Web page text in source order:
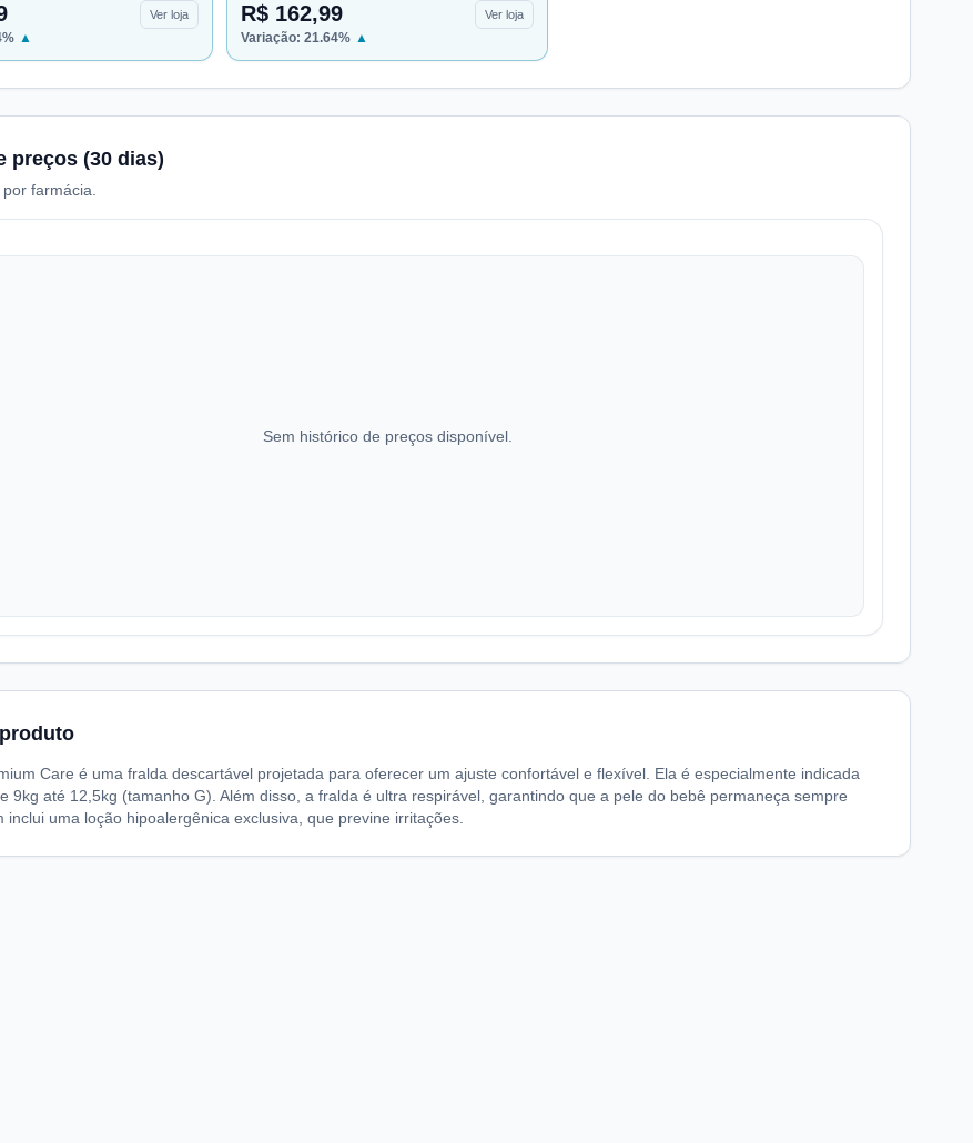
Ver loja
% ▲
R$ 162,99 Ver loja
Variação: 21.64% ▲
preços (30 dias)
farmácia.
Sem histórico de preços disponível.
Care é uma fralda descartável projetada para oferecer um ajuste confortável e flexível. Ela é especialmente indicada
9kg até 12,5kg (tamanho G). Além disso, a fralda é ultra respirável, garantindo que a pele do bebê permaneça sempre
inclui uma loção hipoalergênica exclusiva, que previne irritações.